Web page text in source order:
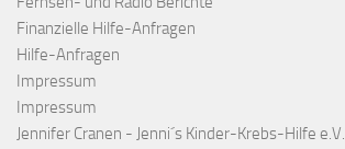
Finanzielle Hilfe-Anfragen
Hilfe-Anfragen
Impressum
Impressum
Jennifer Cranen - Jenni´s Kinder-Krebs-Hilfe e.V.